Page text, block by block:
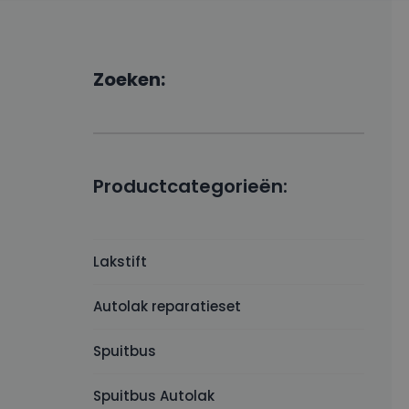
Zoeken:
Productcategorieën:
Lakstift
Autolak reparatieset
Spuitbus
Spuitbus Autolak